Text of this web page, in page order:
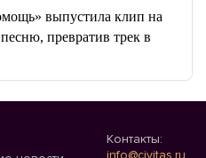
выпустила клип на
превратив трек в
Контакты: